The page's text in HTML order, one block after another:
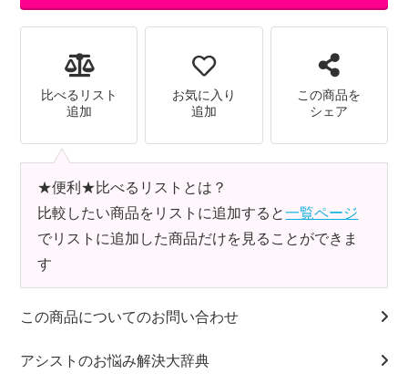
比べるリスト
追加
お気に入り
追加
この商品を
シェア
★便利★比べるリストとは？
比較したい商品をリストに追加すると一覧ページ
でリストに追加した商品だけを見ることができま
す
この商品についてのお問い合わせ
アシストのお悩み解決大辞典